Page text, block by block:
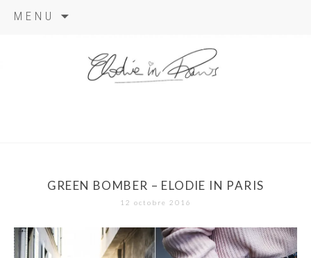
MENU
GREEN BOMBER – ELODIE IN PARIS
12 octobre 2016